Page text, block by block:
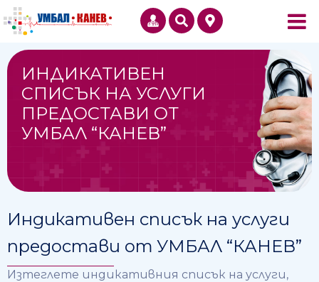
ИНДИКАТИВЕН
СПИСЪК НА УСЛУГИ
ПРЕДОСТАВИ ОТ
УМБАЛ “КАНЕВ”
Индикативен списък на услуги
предостави от УМБАЛ “КАНЕВ”
Изтеглете индикативния списък на услуги,